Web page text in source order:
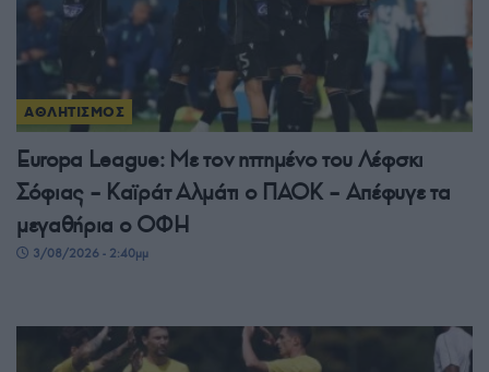
ΑΘΛΗΤΙΣΜΟΣ
Europa League: Με τον ηττημένο του Λέφσκι
Σόφιας – Καϊράτ Αλμάτι ο ΠΑΟΚ – Απέφυγε τα
μεγαθήρια ο ΟΦΗ
3/08/2026 - 2:40μμ